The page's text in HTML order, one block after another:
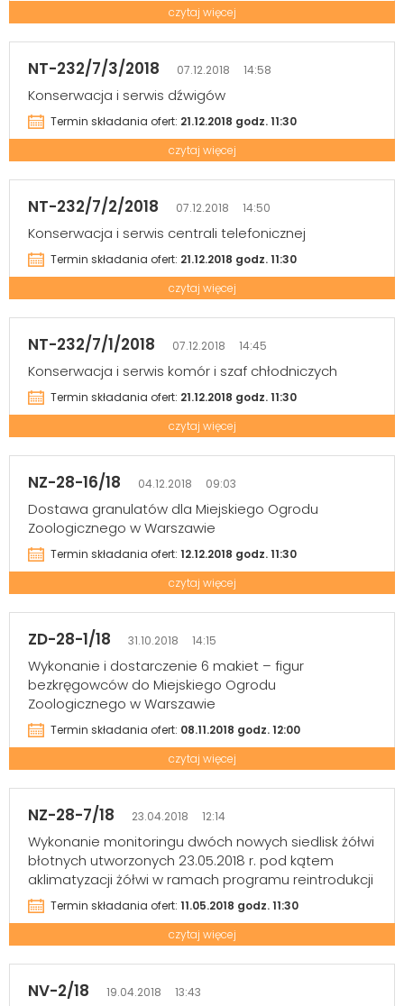
czytaj więcej
NT-232/7/3/2018 07.12.2018 14:58
Konserwacja i serwis dźwigów
Termin składania ofert: 21.12.2018 godz. 11:30
czytaj więcej
NT-232/7/2/2018 07.12.2018 14:50
Konserwacja i serwis centrali telefonicznej
Termin składania ofert: 21.12.2018 godz. 11:30
czytaj więcej
NT-232/7/1/2018 07.12.2018 14:45
Konserwacja i serwis komór i szaf chłodniczych
Termin składania ofert: 21.12.2018 godz. 11:30
czytaj więcej
NZ-28-16/18 04.12.2018 09:03
Dostawa granulatów dla Miejskiego Ogrodu
Zoologicznego w Warszawie
Termin składania ofert: 12.12.2018 godz. 11:30
czytaj więcej
ZD-28-1/18 31.10.2018 14:15
Wykonanie i dostarczenie 6 makiet – figur
bezkręgowców do Miejskiego Ogrodu
Zoologicznego w Warszawie
Termin składania ofert: 08.11.2018 godz. 12:00
czytaj więcej
NZ-28-7/18 23.04.2018 12:14
Wykonanie monitoringu dwóch nowych siedlisk żółwi
błotnych utworzonych 23.05.2018 r. pod kątem
aklimatyzacji żółwi w ramach programu reintrodukcji
Termin składania ofert: 11.05.2018 godz. 11:30
czytaj więcej
NV-2/18 19.04.2018 13:43